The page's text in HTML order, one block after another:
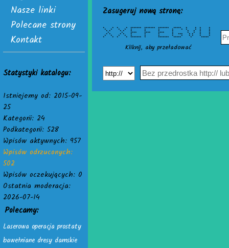
Nasze linki
Polecane strony
Kontakt
Statystyki katalogu:
Istniejemy od: 2015-09-
25
Kategorii: 24
Podkategorii: 528
Wpisów aktywnych: 957
Wpisów odrzuconych:
502
Wpisów oczekujących: 0
Ostatnia moderacja:
2026-07-14
Polecamy:
Laserowa operacja prostaty
bawełniane dresy damskie
Zasugeruj nową stronę:
* * * * ******* ******* ******* ***** * * * *
* * * * * * * * * * * * *
* * * * * * * * * * * *
* * **** **** **** * * * * *
* * * * * * * * *** * * * *
* * * * * * * * * * * * *
* * * * ******* * ******* ***** * *****
Kliknij, aby przeładować